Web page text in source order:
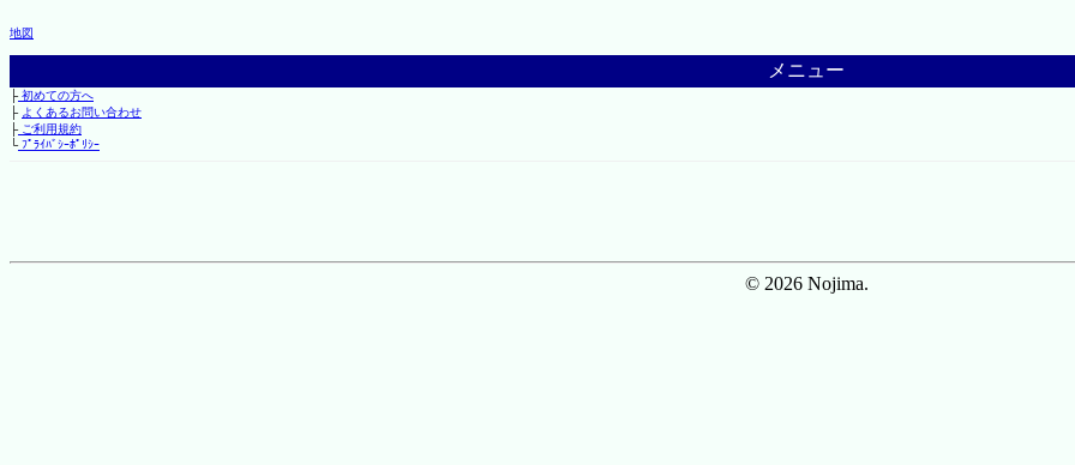
地図
メニュー
├初めての方へ
├ よくあるお問い合わせ
├ご利用規約
└ﾌﾟﾗｲﾊﾞｼｰﾎﾟﾘｼｰ
© 2026 Nojima.